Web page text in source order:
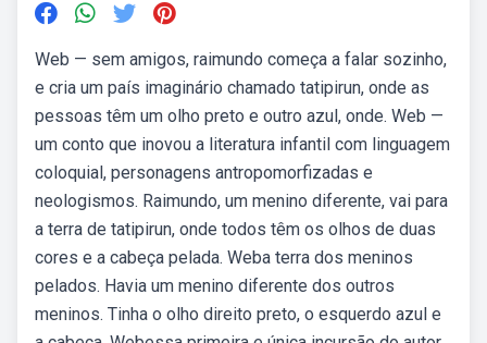
Web — sem amigos, raimundo começa a falar sozinho,
e cria um país imaginário chamado tatipirun, onde as
pessoas têm um olho preto e outro azul, onde. Web —
um conto que inovou a literatura infantil com linguagem
coloquial, personagens antropomorfizadas e
neologismos. Raimundo, um menino diferente, vai para
a terra de tatipirun, onde todos têm os olhos de duas
cores e a cabeça pelada. Weba terra dos meninos
pelados. Havia um menino diferente dos outros
meninos. Tinha o olho direito preto, o esquerdo azul e